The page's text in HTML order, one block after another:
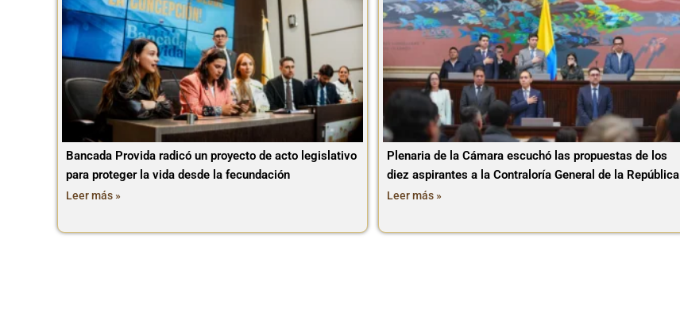
Bancada Provida radicó un proyecto de acto legislativo
para proteger la vida desde la fecundación
Leer más »
Plenaria de la Cámara escuchó las propuestas de los
diez aspirantes a la Contraloría General de la República
Leer más »